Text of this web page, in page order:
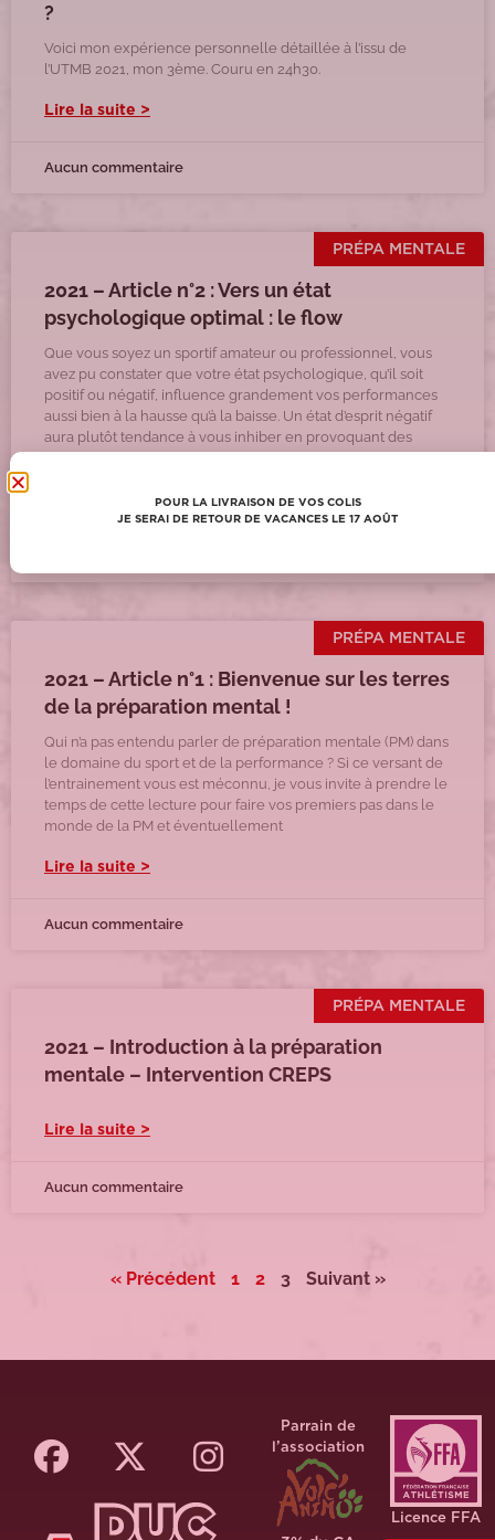
?
Voici mon expérience personnelle détaillée à l’issu de
l’UTMB 2021, mon 3ème. Couru en 24h30.
Lire la suite >
Aucun commentaire
PRÉPA MENTALE
2021 – Article n°2 : Vers un état
psychologique optimal : le flow
Que vous soyez un sportif amateur ou professionnel, vous
avez pu constater que votre état psychologique, qu’il soit
positif ou négatif, influence grandement vos performances
aussi bien à la hausse qu’à la baisse. Un état d’esprit négatif
aura plutôt tendance à vous inhiber en provoquant des
PRÉPA MENTALE
2021 – Article n°1 : Bienvenue sur les terres
de la préparation mental !
Qui n’a pas entendu parler de préparation mentale (PM) dans
le domaine du sport et de la performance ? Si ce versant de
l’entrainement vous est méconnu, je vous invite à prendre le
temps de cette lecture pour faire vos premiers pas dans le
monde de la PM et éventuellement
Lire la suite >
Aucun commentaire
PRÉPA MENTALE
2021 – Introduction à la préparation
mentale – Intervention CREPS
Lire la suite >
Aucun commentaire
« Précédent 1 2 3 Suivant »
Parrain de
l’association
Licence FFA
POUR LA LIVRAISON DE VOS COLIS
JE SERAI DE RETOUR DE VACANCES LE 17 AOÛT